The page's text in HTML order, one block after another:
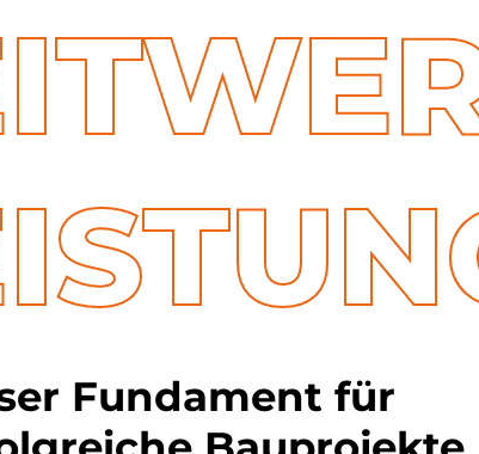
Fundament für